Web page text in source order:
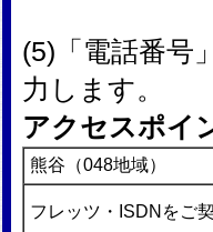
(5)「電話番号
力します。
アクセスポイ
熊谷（048地域）
フレッツ・ISDNをご